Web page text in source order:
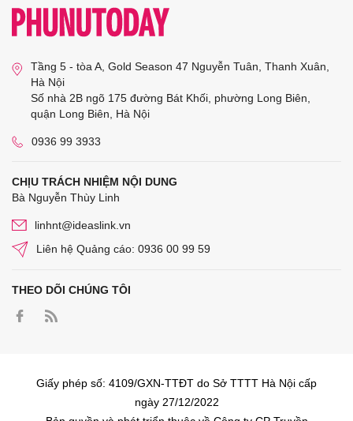
Tầng 5 - tòa A, Gold Season 47 Nguyễn Tuân, Thanh Xuân,
Hà Nội
Số nhà 2B ngõ 175 đường Bát Khối, phường Long Biên,
quận Long Biên, Hà Nội
0936 99 3933
CHỊU TRÁCH NHIỆM NỘI DUNG
Bà Nguyễn Thùy Linh
linhnt@ideaslink.vn
Liên hệ Quảng cáo: 0936 00 99 59
THEO DÕI CHÚNG TÔI
Giấy phép số: 4109/GXN-TTĐT do Sở TTTT Hà Nội cấp
ngày 27/12/2022